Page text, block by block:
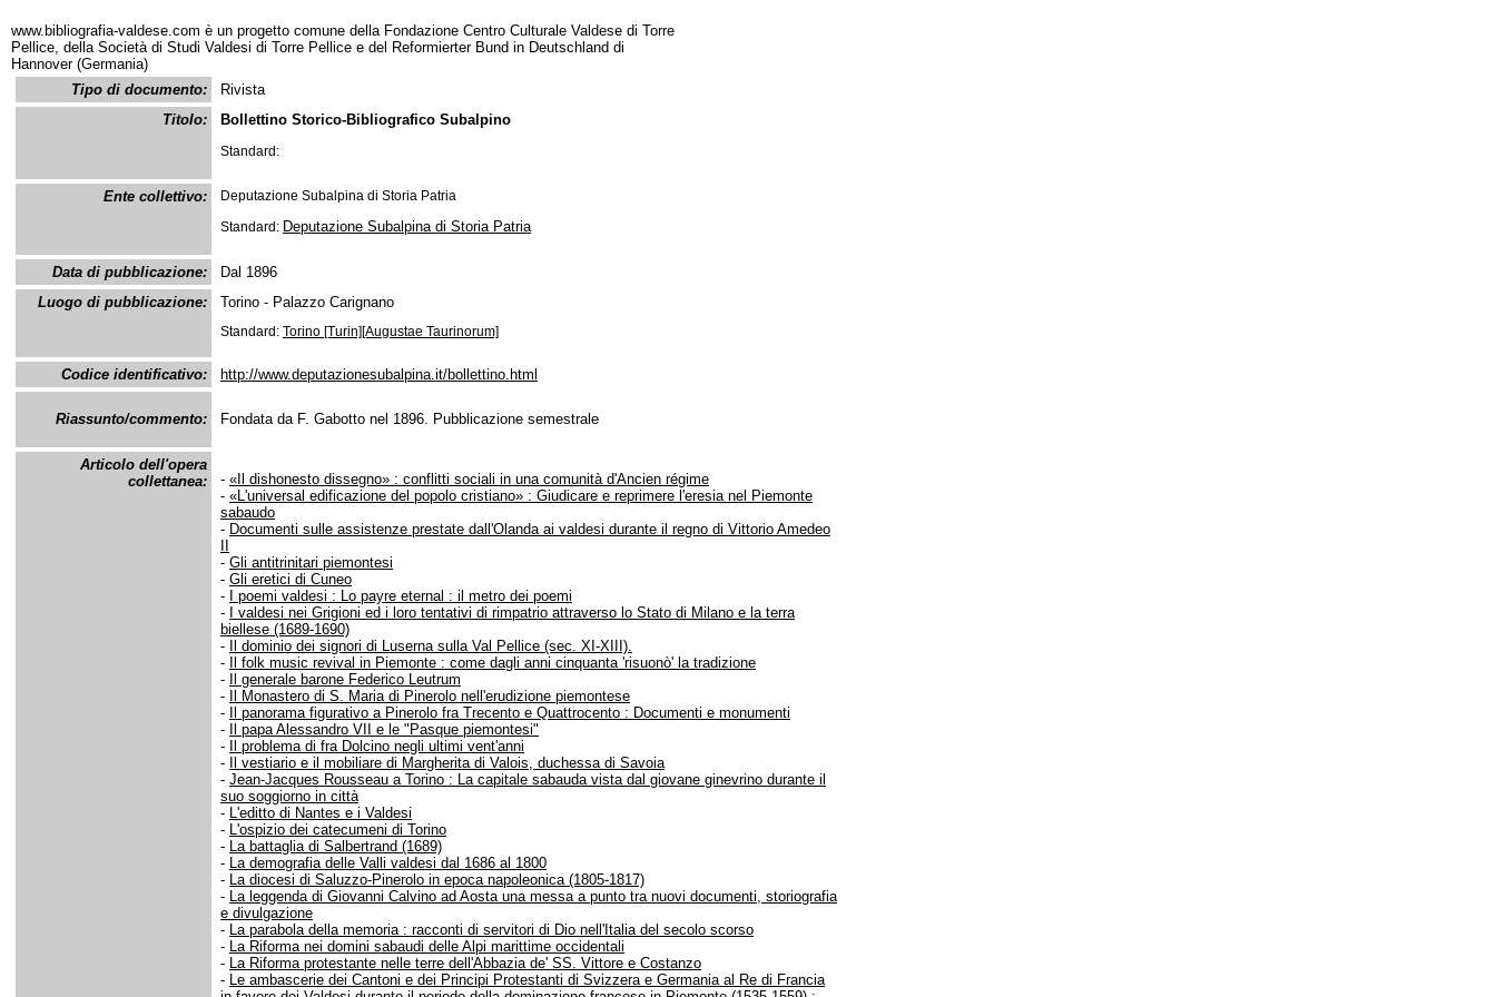
www.bibliografia-valdese.com è un progetto comune della Fondazione Centro Culturale Valdese di Torre
Pellice, della Società di Studi Valdesi di Torre Pellice e del Reformierter Bund in Deutschland di
Hannover (Germania)
Tipo di documento:
Rivista
Titolo:
Bollettino Storico-Bibliografico Subalpino
Standard:
Ente collettivo: Deputazione Subalpina di Storia Patria
Standard: Deputazione Subalpina di Storia Patria
Data di pubblicazione:
Dal 1896
Luogo di pubblicazione:
Torino - Palazzo Carignano
Standard: Torino [Turin][Augustae Taurinorum]
Codice identificativo: http://www.deputazionesubalpina.it/bollettino.html
Riassunto/commento: Fondata da F. Gabotto nel 1896. Pubblicazione semestrale
Articolo dell'opera
collettanea:
- «Il dishonesto dissegno» : conflitti sociali in una comunità d'Ancien régime
- «L'universal edificazione del popolo cristiano» : Giudicare e reprimere l'eresia nel Piemonte
sabaudo
- Documenti sulle assistenze prestate dall'Olanda ai valdesi durante il regno di Vittorio Amedeo
- Gli antitrinitari piemontesi
- Gli eretici di Cuneo
-
I poemi valdesi : Lo payre eternal : il metro dei poemi
-
I valdesi nei Grigioni ed i loro tentativi di rimpatrio attraverso lo Stato di Milano e la terra
biellese (1689-1690)
-
Il dominio dei signori di Luserna sulla Val Pellice (sec. XI-XIII).
-
Il folk music revival in Piemonte : come dagli anni cinquanta 'risuonò' la tradizione
-
Il generale barone Federico Leutrum
-
Il Monastero di S. Maria di Pinerolo nell'erudizione piemontese
-
Il panorama figurativo a Pinerolo fra Trecento e Quattrocento : Documenti e monumenti
-
Il papa Alessandro VII e le "Pasque piemontesi"
-
Il problema di fra Dolcino negli ultimi vent'anni
-
Il vestiario e il mobiliare di Margherita di Valois, duchessa di Savoia
- Jean-Jacques Rousseau a Torino : La capitale sabauda vista dal giovane ginevrino durante il
suo soggiorno in città
- L'editto di Nantes e i Valdesi
- L'ospizio dei catecumeni di Torino
- La battaglia di Salbertrand (1689)
- La demografia delle Valli valdesi dal 1686 al 1800
- La diocesi di Saluzzo-Pinerolo in epoca napoleonica (1805-1817)
- La leggenda di Giovanni Calvino ad Aosta una messa a punto tra nuovi documenti, storiografia
e divulgazione
- La parabola della memoria : racconti di servitori di Dio nell'Italia del secolo scorso
- La Riforma nei domini sabaudi delle Alpi marittime occidentali
- La Riforma protestante nelle terre dell'Abbazia de' SS. Vittore e Costanzo
- Le ambascerie dei Cantoni e dei Principi Protestanti di Svizzera e Germania al Re di Francia